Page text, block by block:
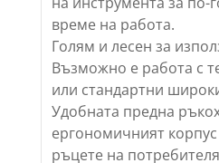
време на работа.
Голям и лесен за
Възможно е работа с
или стандартни
Удобната предна
ергономичният
ръцете на